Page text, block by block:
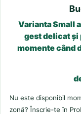
Varianta Small
gest delicat și
momente când
Nu este disponibil
zonă? Înscrie-te în